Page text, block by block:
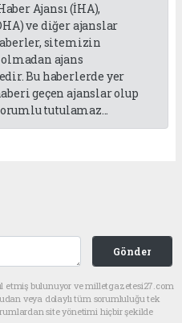
Ajansı (İHA),
ve diğer ajanslar
sitemizin
ajans
Bu haberlerde yer
geçen ajanslar olup
tutulamaz...
Gönder
etmiş bulunuyor ve milletgazetesi27.com
veya dolaylı tüm sorumluluğu tek
site yönetimi hiçbir şekilde